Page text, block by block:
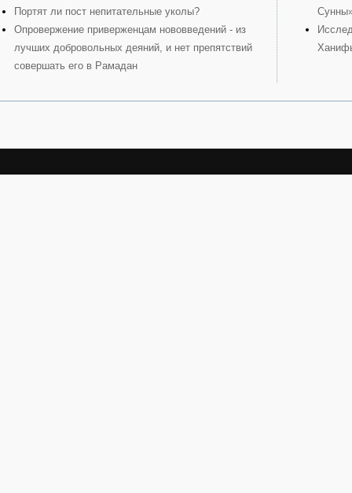
Портят ли пост непитательные уколы?
Опровержение приверженцам нововведений - из
лучших добровольных деяний, и нет препятствий
совершать его в Рамадан